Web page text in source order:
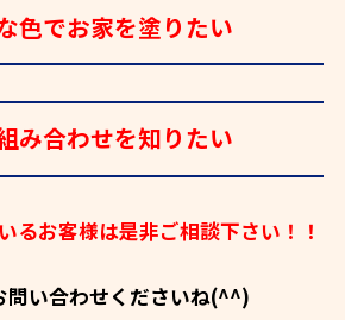
色でお家を塗りたい
み合わせを知りたい
るお客様は是非ご相談下さい！！
問い合わせくださいね(^^)